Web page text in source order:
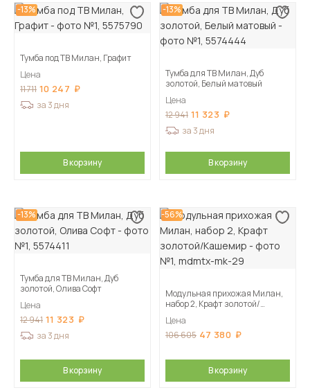
-13%
Тумба под ТВ Милан, Графит
Цена
11 711 10 247
за 3 дня
В корзину
-13%
Тумба для ТВ Милан, Дуб
золотой, Белый матовый
Цена
12 941 11 323
за 3 дня
В корзину
-13%
Тумба для ТВ Милан, Дуб
золотой, Олива Софт
Цена
12 941 11 323
за 3 дня
В корзину
-56%
Модульная прихожая Милан,
набор 2, Крафт золотой/
Цена
106 605 47 380
В корзину